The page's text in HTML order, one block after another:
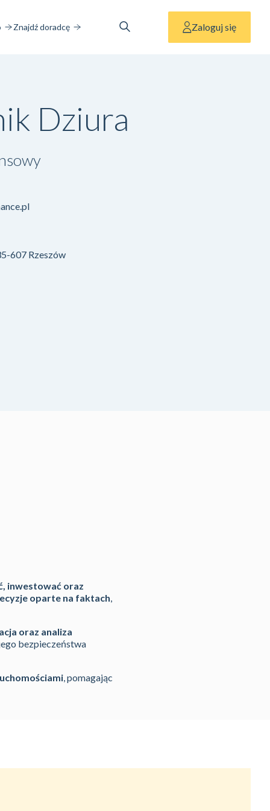
Znajdź doradcę Zaloguj się
Dziura
607 Rzeszów
inwestować oraz
oparte na faktach,
oraz analiza
bezpieczeństwa
, pomagając